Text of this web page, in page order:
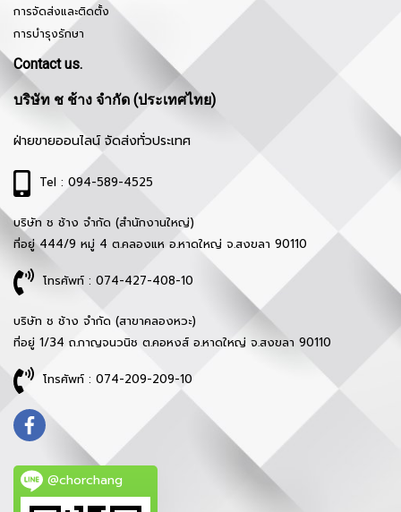
การจัดส่งและติดตั้ง
การบำรุงรักษา
Contact us.
บริษัท ช ช้าง จำกัด (ประเทศไทย)
ฝ่ายขายออนไลน์ จัดส่งทั่วประเทศ
Tel : 094-589-4525
บริษัท ช ช้าง จำกัด (สำนักงานใหญ่)
ที่อยู่ 444/9 หมู่ 4 ต.คลองแห อ.หาดใหญ่ จ.สงขลา 90110
โทรศัพท์ : 074-427-408-10
บริษัท ช ช้าง จำกัด (สาขาคลองหวะ)
ที่อยู่ 1/34 ถ.กาญจนวนิช ต.คอหงส์ อ.หาดใหญ่ จ.สงขลา 90110
โทรศัพท์ : 074-209-209-10
@chorchang